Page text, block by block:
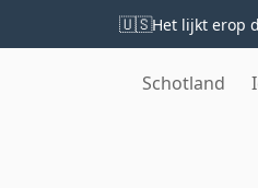
🇺🇸Het lijkt erop
Schotland